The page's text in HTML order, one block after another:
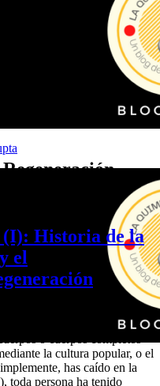
Regeneración
Historia de la
el
o cuerpos completos
la cultura popular, o el
has caído en la
toda persona ha tenido